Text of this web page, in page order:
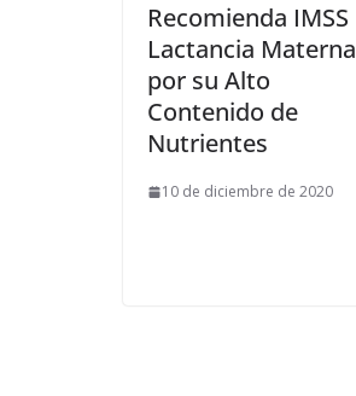
Recomienda IMSS
Lactancia Materna
por su Alto
Contenido de
Nutrientes
10 de diciembre de 2020